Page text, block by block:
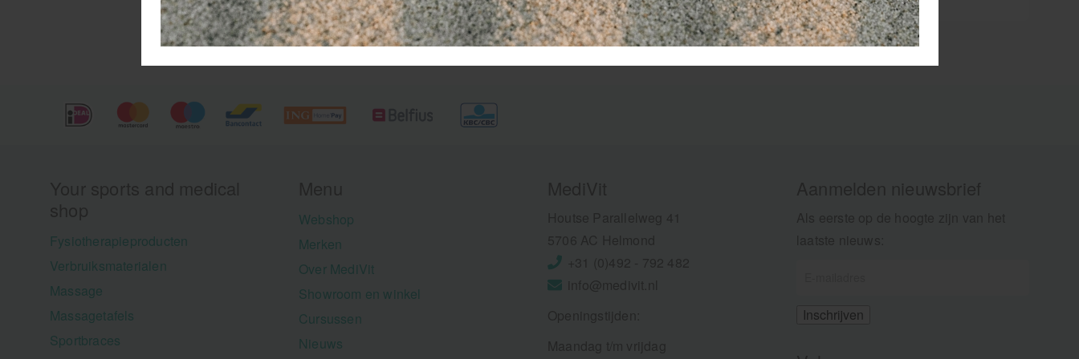
Fysiotherapieproducten
Verbruiksmaterialen
Massage
Massagetafels
Sportbraces
Webshop
Merken
Over MediVit
Showroom en winkel
Cursussen
Nieuws